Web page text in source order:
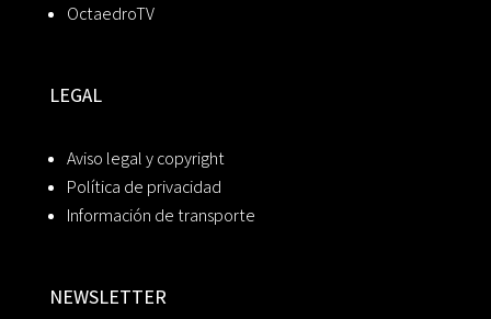
OctaedroTV
LEGAL
Aviso legal y copyright
Política de privacidad
Información de transporte
NEWSLETTER